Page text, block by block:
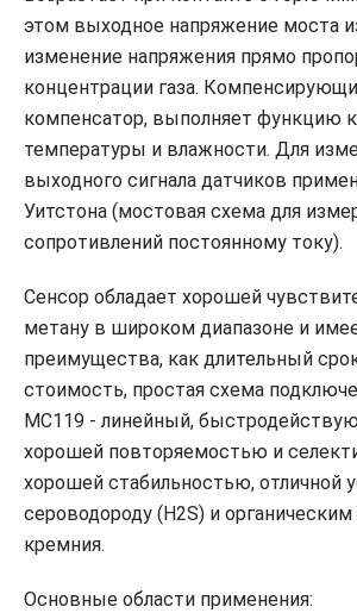
этом выходное напряжение моста
изменение напряжения прямо
концентрации газа.
компенсатор, выполняет функцию
температуры и влажности. Для
выходного сигнала датчиков
Уитстона (мостовая схема для
сопротивлений постоянному току).
Сенсор обладает хорошей
метану в широком диапазоне и
преимущества, как длительный
стоимость, простая схема
MC119 - линейный,
хорошей повторяемостью и
хорошей стабильностью, отличной
сероводороду (H2S) и
кремния.
Основные области применения: